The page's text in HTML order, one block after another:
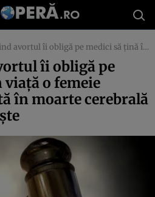
pe medici să țină în viață o femeie însărcinată aflată în moarte cerebrală până când va naște
îi obligă pe
o femeie
în moarte cerebrală